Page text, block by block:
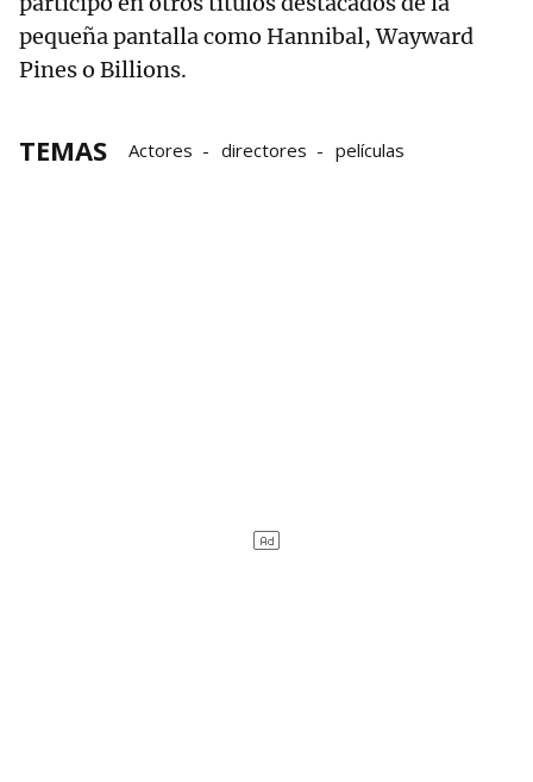
pequeña pantalla como Hannibal, Wayward
Pines o Billions.
TEMAS Actores directores películas